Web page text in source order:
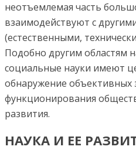
неотъемлемая часть
взаимодействуют с
(естественными,
Подобно другим областям
социальные науки имеют
обнаружение объективных
функционирования
развития.
НАУКА И ЕЕ